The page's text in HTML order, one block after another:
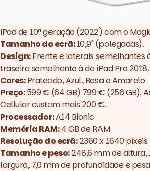
iPad de 10ª geração (2022) com o
Tamanho do ecrã:10,9" (polegadas).
Design:Frente e laterais semelhantes
traseira semelhante à do iPad Pro 2018.
Cores:Prateado, Azul, Rosa e Amarelo
Preço:599 € (64 GB) 799 € (256 GB).
Cellular custam mais 200 €.
Processador:A14 Bionic
Memória RAM:4 GB de RAM
Resolução do ecrã:2360 x 1640 píxeis
Tamanho e peso:248,6 mm de altura,
largura, 7,0 mm de profundidade e